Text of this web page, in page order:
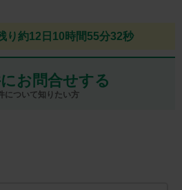
り約12日10時間55分31秒
お問合せする
について知りたい方